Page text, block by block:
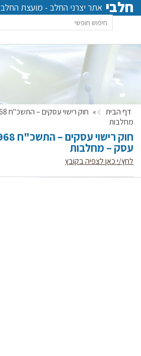
חלבי אתר יצרני החלב - מועצת החלב
דף הבית »
מחלבות
עסק – מחלבות
לחץ/י כאן לצפיה בקובץ